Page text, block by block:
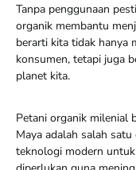
Tanpa penggunaan
organik membantu
berarti kita tidak hanya
konsumen, tetapi juga
planet kita.
Petani organik milenial
Maya adalah salah
teknologi modern